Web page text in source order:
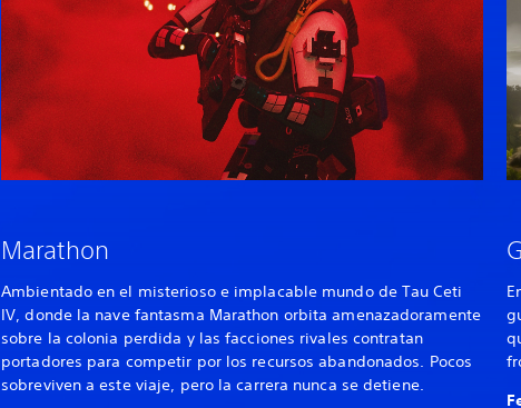
Marathon
Ambientado en el misterioso e implacable mundo de Tau Ceti
IV, donde la nave fantasma Marathon orbita amenazadoramente
sobre la colonia perdida y las facciones rivales contratan
portadores para competir por los recursos abandonados. Pocos
sobreviven a este viaje, pero la carrera nunca se detiene.